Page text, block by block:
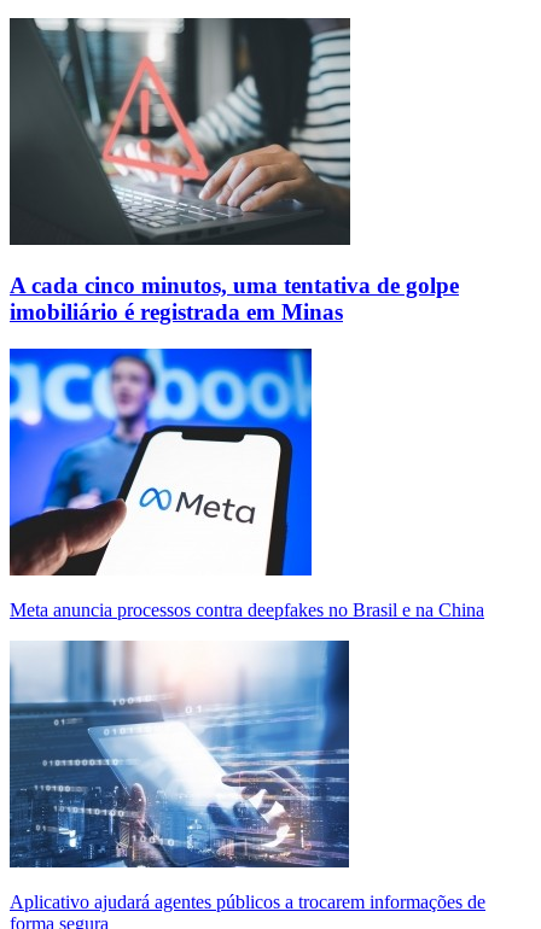
A cada cinco minutos, uma tentativa de golpe
imobiliário é registrada em Minas
Meta anuncia processos contra deepfakes no Brasil e na China
Aplicativo ajudará agentes públicos a trocarem informações de
forma segura